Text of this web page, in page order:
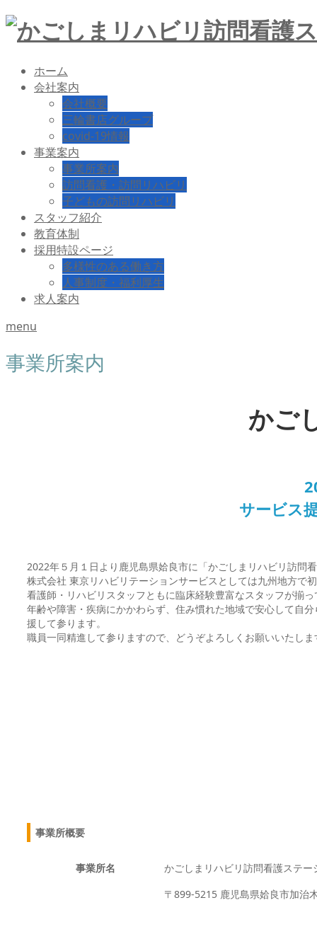
ホーム
会社案内
会社概要
三輪書店グループ
covid-19情報
事業案内
事業所案内
訪問看護・訪問リハビリ
子どもの訪問リハビリ
スタッフ紹介
教育体制
採用特設ページ
多様性のある働き方
人事制度・福利厚生
求人案内
menu
事業所案内
かご
サービス
2022年５月１日より鹿児島県姶良市に「かごしまリハビリ訪問
株式会社 東京リハビリテーションサービスとしては九州地方で
看護師・リハビリスタッフともに臨床経験豊富なスタッフが揃
年齢や障害・疾病にかかわらず、住み慣れた地域で安心して自
援して参ります。
職員一同精進して参りますので、どうぞよろしくお願いいたしま
事業所概要
事業所名
かごしまリハビリ訪問看護ステー
〒899-5215 鹿児島県姶良市加